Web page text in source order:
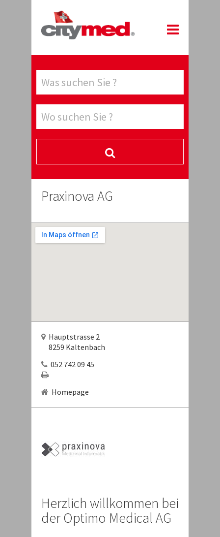
Praxinova AG
Hauptstrasse 2
8259 Kaltenbach
052 742 09 45
Homepage
Herzlich willkommen bei
der Optimo Medical AG